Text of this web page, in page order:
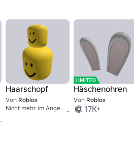
Haarschopf
Von Roblox
Nicht mehr im Angebot
2,000
Häschenohren
Von Roblox
17K+